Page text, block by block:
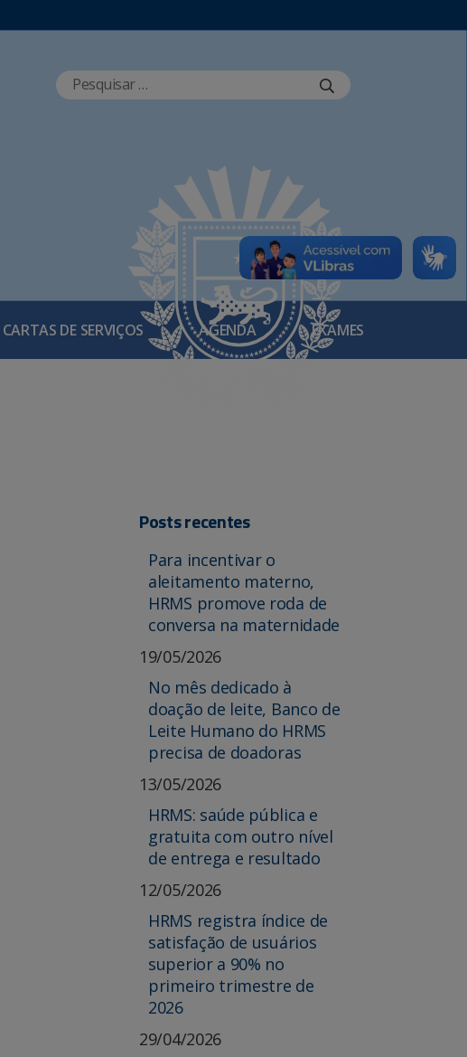
CARTAS DE SERVIÇOS AGENDA EXAMES
Posts recentes
Para incentivar o
aleitamento materno,
HRMS promove roda de
conversa na maternidade
19/05/2026
No mês dedicado à
doação de leite, Banco de
Leite Humano do HRMS
precisa de doadoras
13/05/2026
HRMS: saúde pública e
gratuita com outro nível
de entrega e resultado
12/05/2026
HRMS registra índice de
satisfação de usuários
superior a 90% no
primeiro trimestre de
2026
29/04/2026